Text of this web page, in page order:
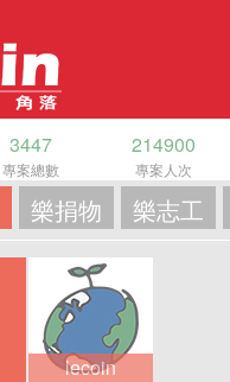
3447
專案總數
214900
專案人次
樂捐物 樂志工
lecoin